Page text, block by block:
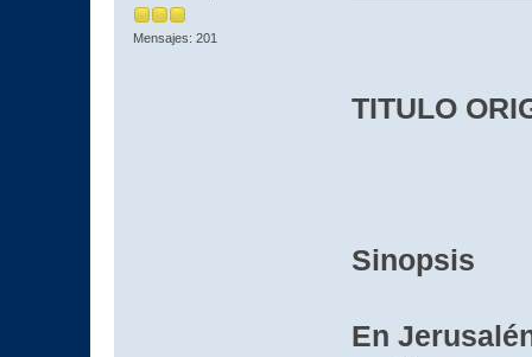
Mensajes: 201
TITULO
Sinopsis
En